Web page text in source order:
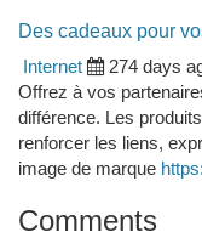
Des cadeaux pour
Internet
274 days
Offrez à vos
différence. Les
renforcer les liens,
image de marque
Comments